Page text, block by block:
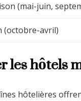
(mai-juin,
(octobre-avril)
les hôtels
hôtelières